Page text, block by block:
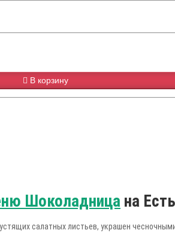
В корзину
Шоколадница на
салатных листьев, украшен